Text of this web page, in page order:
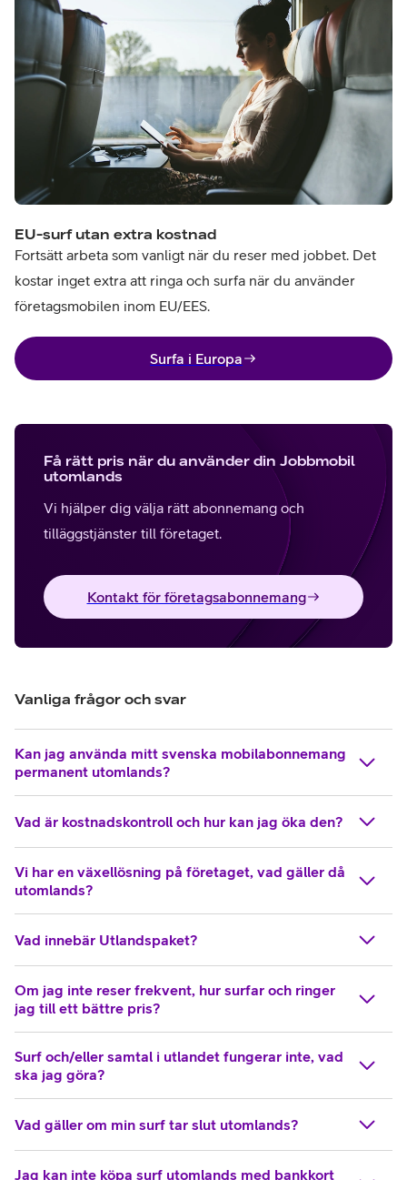
EU-surf utan extra kostnad
Fortsätt arbeta som vanligt när du reser med jobbet. Det
kostar inget extra att ringa och surfa när du använder
företagsmobilen inom EU/EES.
Surfa i Europa
Få rätt pris när du använder din Jobbmobil
utomlands
Vi hjälper dig välja rätt abonnemang och
tilläggstjänster till företaget.
Kontakt för företagsabonnemang
Vanliga frågor och svar
Kan jag använda mitt svenska mobilabonnemang
permanent utomlands?
Vad är kostnadskontroll och hur kan jag öka den?
Vi har en växellösning på företaget, vad gäller då
utomlands?
Vad innebär Utlandspaket?
Om jag inte reser frekvent, hur surfar och ringer
jag till ett bättre pris?
Surf och/eller samtal i utlandet fungerar inte, vad
ska jag göra?
Vad gäller om min surf tar slut utomlands?
Jag kan inte köpa surf utomlands med bankkort